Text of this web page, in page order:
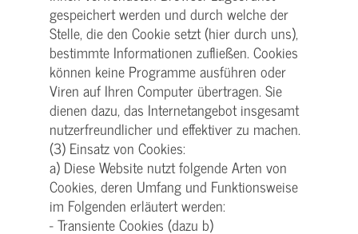
gespeichert werden und durch welche der
Stelle, die den Cookie setzt (hier durch uns),
bestimmte Informationen zufließen. Cookies
können keine Programme ausführen oder
Viren auf Ihren Computer übertragen. Sie
dienen dazu, das Internetangebot insgesamt
nutzerfreundlicher und effektiver zu machen.
(3) Einsatz von Cookies:
a) Diese Website nutzt folgende Arten von
Cookies, deren Umfang und Funktionsweise
im Folgenden erläutert werden:
- Transiente Cookies (dazu b)